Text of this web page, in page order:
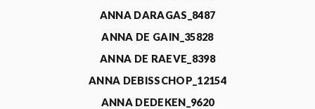
ANNA DARAGAS_8487
ANNA DE GAIN_35828
ANNA DE RAEVE_8398
ANNA DEBISSCHOP_12154
ANNA DEDEKEN_9620